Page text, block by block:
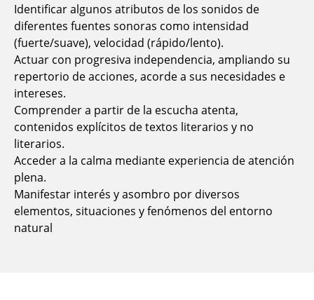
Identificar algunos atributos de los sonidos de
diferentes fuentes sonoras como intensidad
(fuerte/suave), velocidad (rápido/lento).
Actuar con progresiva independencia, ampliando su
repertorio de acciones, acorde a sus necesidades e
intereses.
Comprender a partir de la escucha atenta,
contenidos explícitos de textos literarios y no
literarios.
Acceder a la calma mediante experiencia de atención
plena.
Manifestar interés y asombro por diversos
elementos, situaciones y fenómenos del entorno
natural